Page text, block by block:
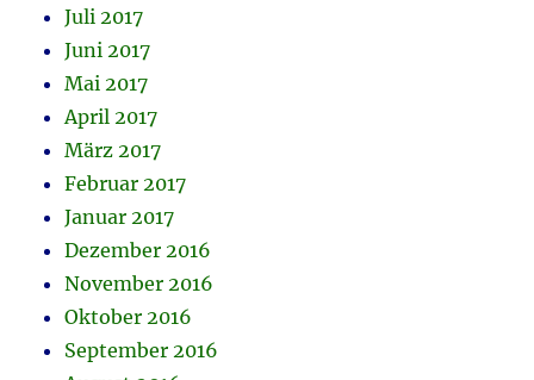
Juli 2017
Juni 2017
Mai 2017
April 2017
März 2017
Februar 2017
Januar 2017
Dezember 2016
November 2016
Oktober 2016
September 2016